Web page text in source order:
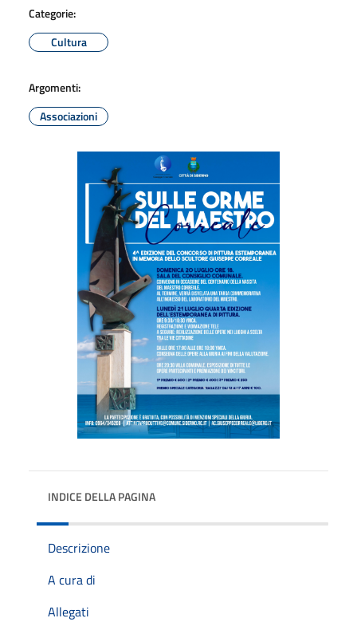
Categorie:
Cultura
Argomenti:
Associazioni
INDICE DELLA PAGINA
Descrizione
A cura di
Allegati